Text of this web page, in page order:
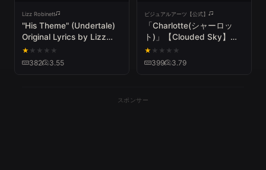
Lizz Robinett
"His Theme" (Undertale)
Original Lyrics by Lizz
Robinett
★ ★ ★ ★ ★
382 3.55
ビジュアルアーツ【公式】
「Charlotte(シャーロッ
ト)」【Clouded Sky】試
聴動画
★ ★ ★ ★ ★
399 3.79
スポンサー